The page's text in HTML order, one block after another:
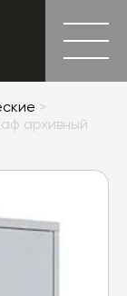
>
архивный